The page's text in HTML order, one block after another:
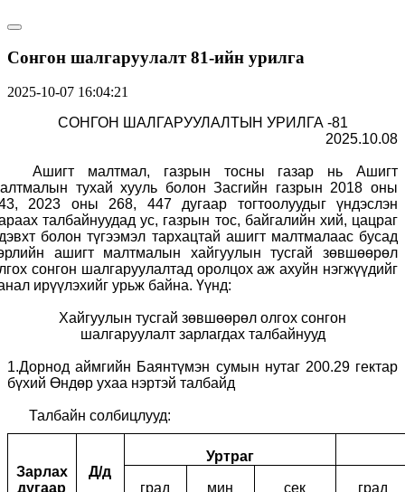
Сонгон шалгаруулалт 81-ийн урилга
2025-10-07 16:04:21
СОНГОН ШАЛГАРУУЛАЛТЫН УРИЛГА -81
2025.10.08
Ашигт малтмал, газрын тосны газар нь Ашигт
тухай хууль болон Засгийн газрын 2018 оны
, 2023 оны 268, 447 дугаар тогтоолуудыг үндэслэн
талбайнуудад ус, газрын тос, байгалийн хий, цацраг
болон түгээмэл тархацтай ашигт малтмалаас бусад
ашигт малтмалын хайгуулын тусгай зөвшөөрөл
сонгон шалгаруулалтад оролцох аж ахуйн нэгжүүдийг
ирүүлэхийг урьж байна. Үүнд:
Хайгуулын тусгай зөвшөөрөл олгох сонгон
шалгаруулалт зарлагдах талбайнууд
1.Дорнод аймгийн Баянтүмэн сумын нутаг 200.29 гектар
бүхий Өндөр ухаа нэртэй талбайд
Талбайн солбицлууд:
Зарлах
дугаар
Д/д
Уртраг
град мин сек град